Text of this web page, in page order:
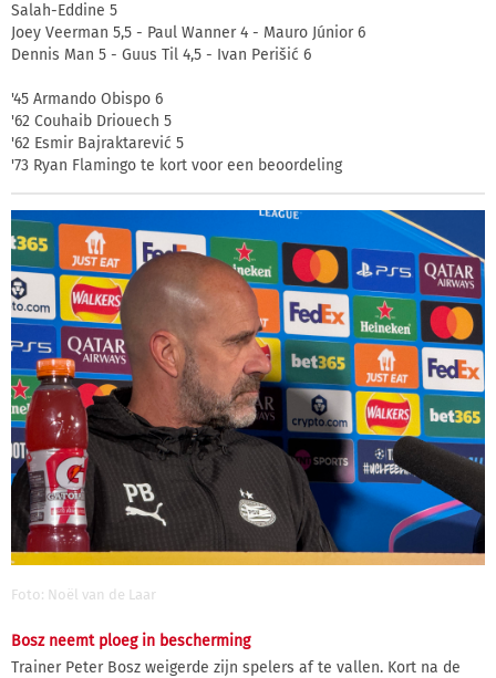
Salah-Eddine 5
Joey Veerman 5,5 - Paul Wanner 4 - Mauro Júnior 6
Dennis Man 5 - Guus Til 4,5 - Ivan Perišić 6
'45 Armando Obispo 6
'62 Couhaib Driouech 5
'62 Esmir Bajraktarević 5
'73 Ryan Flamingo te kort voor een beoordeling
Foto: Noël van de Laar
Bosz neemt ploeg in bescherming
Trainer Peter Bosz weigerde zijn spelers af te vallen. Kort na de